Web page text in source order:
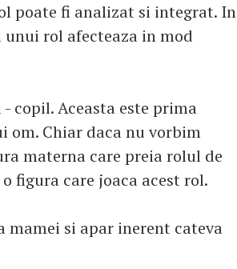
poate fi analizat si integrat. In
rol afecteaza in mod
copil. Aceasta este prima
om. Chiar daca nu vorbim
materna care preia rolul de
figura care joaca acest rol.
mamei si apar inerent cateva